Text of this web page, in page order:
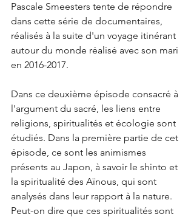
Pascale Smeesters tente de répondre
dans cette série de documentaires,
réalisés à la suite d'un voyage itinérant
autour du monde réalisé avec son mari
en 2016-2017.
Dans ce deuxième épisode consacré à
l'argument du sacré, les liens entre
religions, spiritualités et écologie sont
étudiés. Dans la première partie de cet
épisode, ce sont les animismes
présents au Japon, à savoir le shinto et
la spiritualité des Aïnous, qui sont
analysés dans leur rapport à la nature.
Peut-on dire que ces spiritualités sont